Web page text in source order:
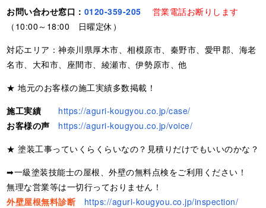
お問い合わせ窓口： 0120-359-205
営業電話お断りします
（10:00～18:00 日曜定休）
対応エリア：神奈川県厚木市、相模原市、秦野市、愛甲郡、海老
名市、大和市、座間市、綾瀬市、伊勢原市、他
★ 地元のお客様の施工実績多数掲載！
施工実績
https://aguri-kougyou.co.jp/case/
お客様の声
https://aguri-kougyou.co.jp/voice/
★ 塗装工事っていくらくらいなの？見積りだけでもいいのかな？
➡一級塗装技能士の屋根、外壁の無料点検をご利用ください！
無理な営業等は一切行っておりません！
外壁屋根無料診断
https://aguri-kougyou.co.jp/inspection/